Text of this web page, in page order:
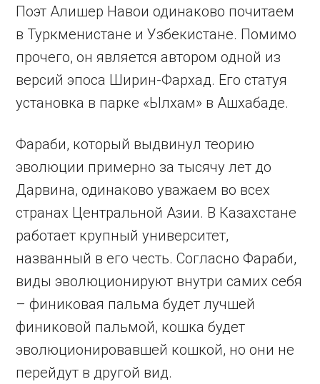
Поэт Алишер Навои одинаково почитаем
в Туркменистане и Узбекистане. Помимо
прочего, он является автором одной из
версий эпоса Ширин-Фархад. Его статуя
установка в парке «Ылхам» в Ашхабаде.
Фараби, который выдвинул теорию
эволюции примерно за тысячу лет до
Дарвина, одинаково уважаем во всех
странах Центральной Азии. В Казахстане
работает крупный университет,
названный в его честь. Согласно Фараби,
виды эволюционируют внутри самих себя
– финиковая пальма будет лучшей
финиковой пальмой, кошка будет
эволюционировавшей кошкой, но они не
перейдут в другой вид.